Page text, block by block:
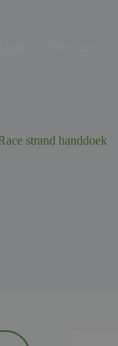
strand handdoek